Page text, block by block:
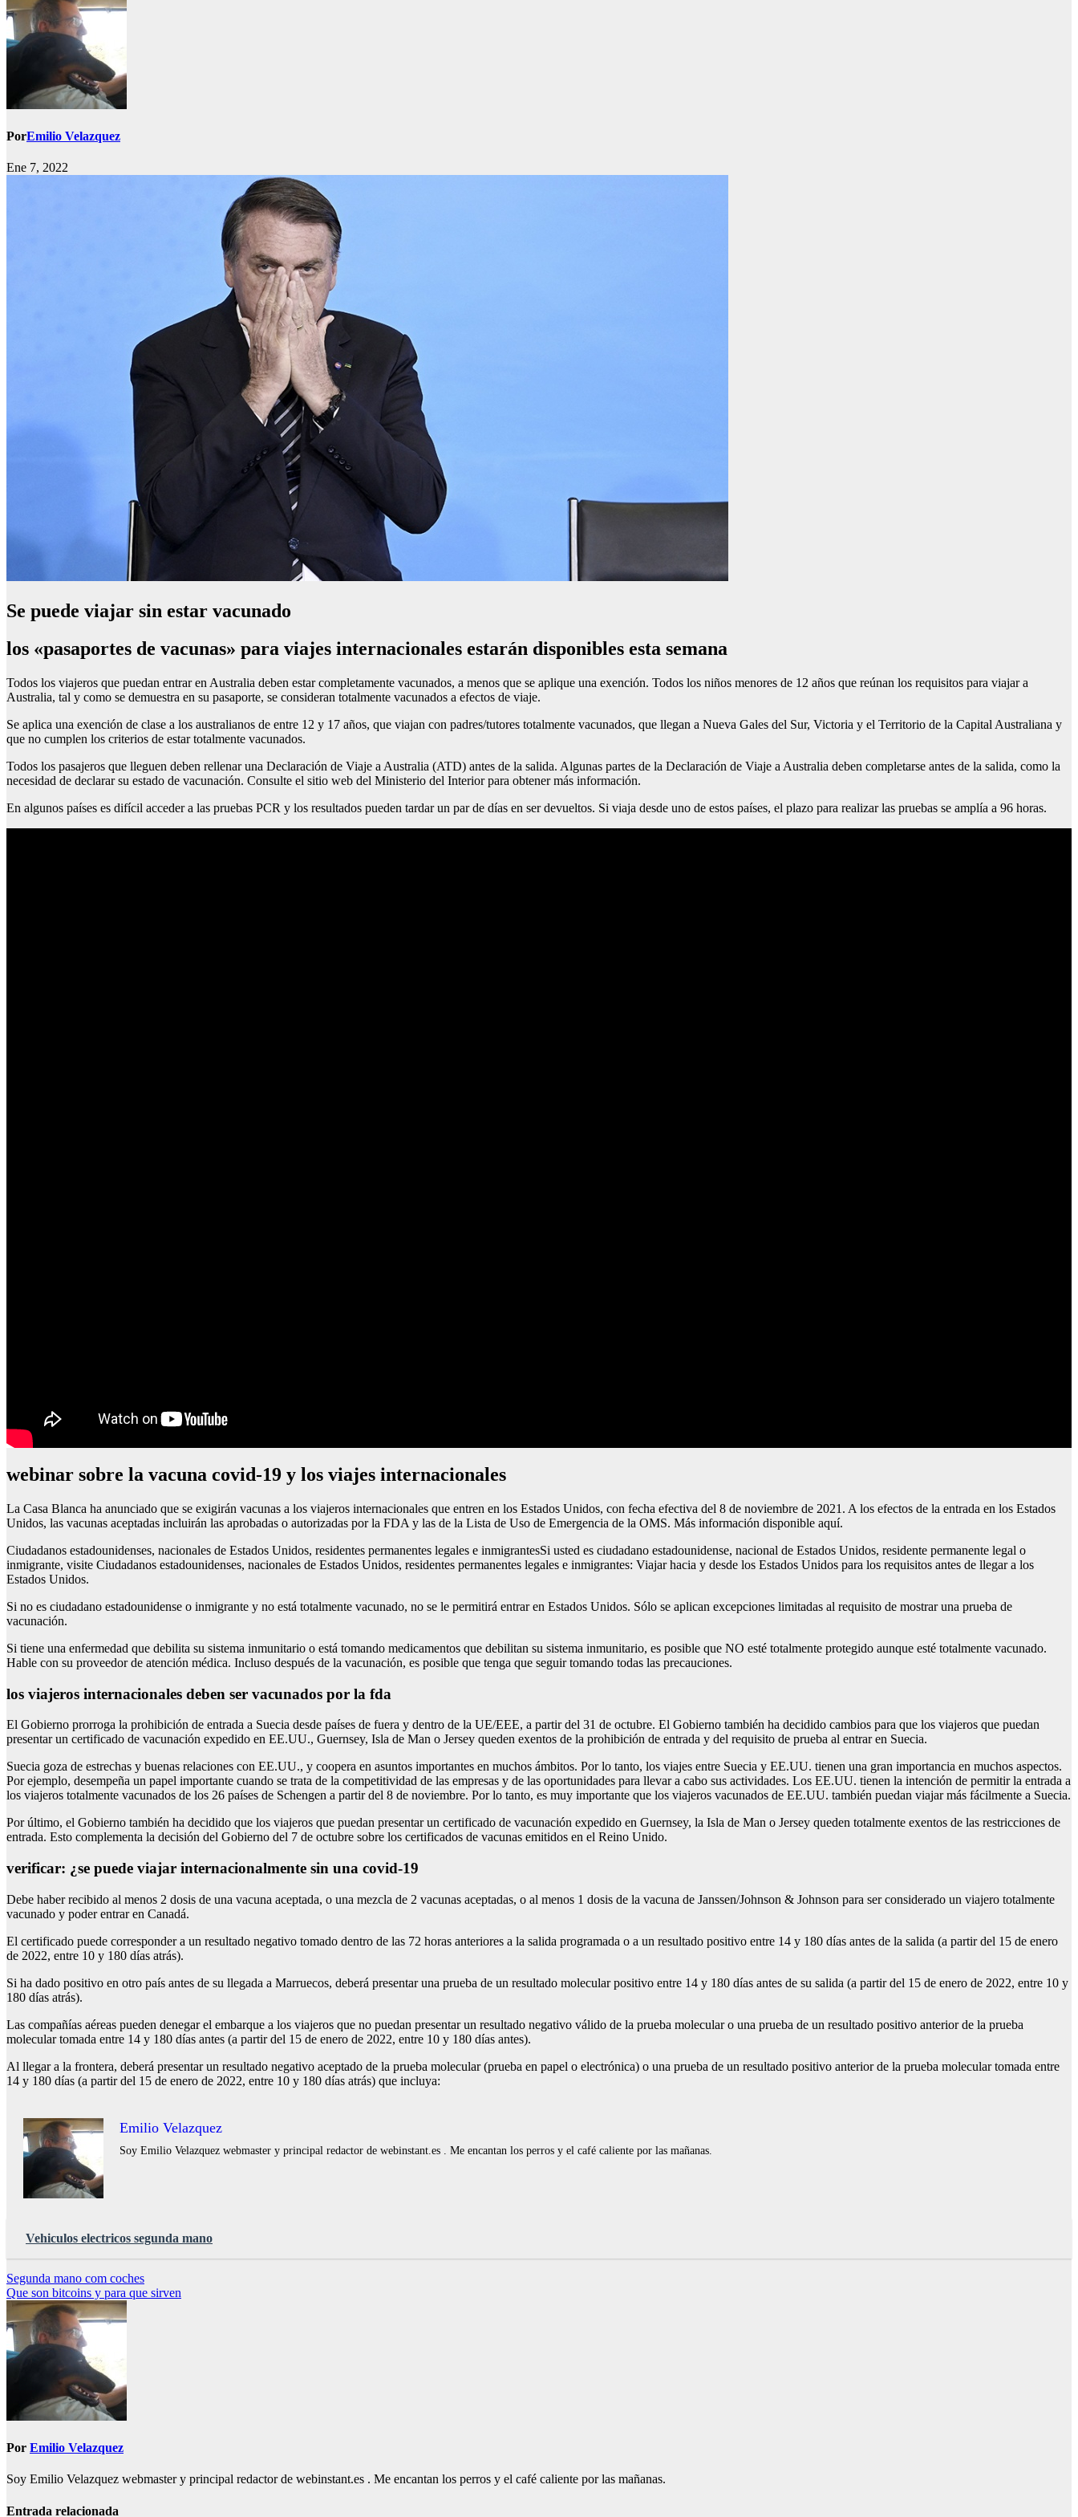
PorEmilio Velazquez
Ene 7, 2022
Se puede viajar sin estar vacunado
los «pasaportes de vacunas» para viajes internacionales estarán disponibles esta semana
Todos los viajeros que puedan entrar en Australia deben estar completamente vacunados, a menos que se aplique una exención. Todos los niños menores de 12 años que reúnan los requisitos para viajar a
Australia, tal y como se demuestra en su pasaporte, se consideran totalmente vacunados a efectos de viaje.
Se aplica una exención de clase a los australianos de entre 12 y 17 años, que viajan con padres/tutores totalmente vacunados, que llegan a Nueva Gales del Sur, Victoria y el Territorio de la Capital Australiana y
que no cumplen los criterios de estar totalmente vacunados.
Todos los pasajeros que lleguen deben rellenar una Declaración de Viaje a Australia (ATD) antes de la salida. Algunas partes de la Declaración de Viaje a Australia deben completarse antes de la salida, como la
necesidad de declarar su estado de vacunación. Consulte el sitio web del Ministerio del Interior para obtener más información.
En algunos países es difícil acceder a las pruebas PCR y los resultados pueden tardar un par de días en ser devueltos. Si viaja desde uno de estos países, el plazo para realizar las pruebas se amplía a 96 horas.
webinar sobre la vacuna covid-19 y los viajes internacionales
La Casa Blanca ha anunciado que se exigirán vacunas a los viajeros internacionales que entren en los Estados Unidos, con fecha efectiva del 8 de noviembre de 2021. A los efectos de la entrada en los Estados
Unidos, las vacunas aceptadas incluirán las aprobadas o autorizadas por la FDA y las de la Lista de Uso de Emergencia de la OMS. Más información disponible aquí.
Ciudadanos estadounidenses, nacionales de Estados Unidos, residentes permanentes legales e inmigrantesSi usted es ciudadano estadounidense, nacional de Estados Unidos, residente permanente legal o
inmigrante, visite Ciudadanos estadounidenses, nacionales de Estados Unidos, residentes permanentes legales e inmigrantes: Viajar hacia y desde los Estados Unidos para los requisitos antes de llegar a los
Estados Unidos.
Si no es ciudadano estadounidense o inmigrante y no está totalmente vacunado, no se le permitirá entrar en Estados Unidos. Sólo se aplican excepciones limitadas al requisito de mostrar una prueba de
vacunación.
Si tiene una enfermedad que debilita su sistema inmunitario o está tomando medicamentos que debilitan su sistema inmunitario, es posible que NO esté totalmente protegido aunque esté totalmente vacunado.
Hable con su proveedor de atención médica. Incluso después de la vacunación, es posible que tenga que seguir tomando todas las precauciones.
los viajeros internacionales deben ser vacunados por la fda
El Gobierno prorroga la prohibición de entrada a Suecia desde países de fuera y dentro de la UE/EEE, a partir del 31 de octubre. El Gobierno también ha decidido cambios para que los viajeros que puedan
presentar un certificado de vacunación expedido en EE.UU., Guernsey, Isla de Man o Jersey queden exentos de la prohibición de entrada y del requisito de prueba al entrar en Suecia.
Suecia goza de estrechas y buenas relaciones con EE.UU., y coopera en asuntos importantes en muchos ámbitos. Por lo tanto, los viajes entre Suecia y EE.UU. tienen una gran importancia en muchos aspectos.
Por ejemplo, desempeña un papel importante cuando se trata de la competitividad de las empresas y de las oportunidades para llevar a cabo sus actividades. Los EE.UU. tienen la intención de permitir la entrada a
los viajeros totalmente vacunados de los 26 países de Schengen a partir del 8 de noviembre. Por lo tanto, es muy importante que los viajeros vacunados de EE.UU. también puedan viajar más fácilmente a Suecia.
Por último, el Gobierno también ha decidido que los viajeros que puedan presentar un certificado de vacunación expedido en Guernsey, la Isla de Man o Jersey queden totalmente exentos de las restricciones de
entrada. Esto complementa la decisión del Gobierno del 7 de octubre sobre los certificados de vacunas emitidos en el Reino Unido.
verificar: ¿se puede viajar internacionalmente sin una covid-19
Debe haber recibido al menos 2 dosis de una vacuna aceptada, o una mezcla de 2 vacunas aceptadas, o al menos 1 dosis de la vacuna de Janssen/Johnson & Johnson para ser considerado un viajero totalmente
vacunado y poder entrar en Canadá.
El certificado puede corresponder a un resultado negativo tomado dentro de las 72 horas anteriores a la salida programada o a un resultado positivo entre 14 y 180 días antes de la salida (a partir del 15 de enero
de 2022, entre 10 y 180 días atrás).
Si ha dado positivo en otro país antes de su llegada a Marruecos, deberá presentar una prueba de un resultado molecular positivo entre 14 y 180 días antes de su salida (a partir del 15 de enero de 2022, entre 10 y
180 días atrás).
Las compañías aéreas pueden denegar el embarque a los viajeros que no puedan presentar un resultado negativo válido de la prueba molecular o una prueba de un resultado positivo anterior de la prueba
molecular tomada entre 14 y 180 días antes (a partir del 15 de enero de 2022, entre 10 y 180 días antes).
Al llegar a la frontera, deberá presentar un resultado negativo aceptado de la prueba molecular (prueba en papel o electrónica) o una prueba de un resultado positivo anterior de la prueba molecular tomada entre
14 y 180 días (a partir del 15 de enero de 2022, entre 10 y 180 días atrás) que incluya:
Emilio Velazquez
Soy Emilio Velazquez webmaster y principal redactor de webinstant.es . Me encantan los perros y el café caliente por las mañanas.
Vehiculos electricos segunda mano
Navegación
de
entradas
Segunda mano com coches
Que son bitcoins y para que sirven
Por Emilio Velazquez
Soy Emilio Velazquez webmaster y principal redactor de webinstant.es . Me encantan los perros y el café caliente por las mañanas.
Entrada relacionada